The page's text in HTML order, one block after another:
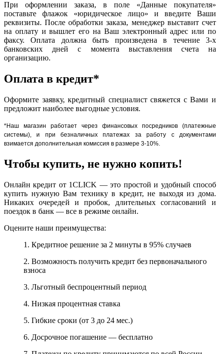
При оформлении заказа, в поле «Данные покупателя»
поставьте флажок «юридическое лицо» и введите Ваши
реквизиты. После обработки заказа, менеджер выставит счет
на оплату и вышлет его на Ваш электронный адрес или по
факсу. Оплата должна быть произведена в течение 3-х
банковских дней с момента выставления счета на
организацию.
Оплата в кредит*
Оформите заявку, кредитный специалист свяжется с Вами и
предложит наиболее выгодные условия.
*Наш магазин работает через финансовых посредников (платежные
системы), и при безналичных платежах за работу с документами
взимается дополнительная комиссия в размере 3-10%.
Чтобы купить, не нужно копить!
Онлайн кредит от 1CLICK — это простой и удобный способ
купить нужную Вам технику в кредит, не выходя из дома.
Никаких очередей и пробок, длительных согласований и
поездок в банк — все в режиме онлайн.
Оцените наши преимущества:
1. Кредитное решение за 2 минуты в 95% случаев
2. Возможность получить кредит без первоначального
взноса
3. Льготный беспроцентный период
4. Низкая процентная ставка
5. Гибкие сроки (от 3 до 24 мес.)
6. Досрочное погашение — бесплатно